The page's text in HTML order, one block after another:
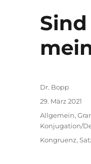
Autor
Dr. Bopp
Veröffentlicht
am
29. März 2021
Kategorien
Allgemein,
Konjugation/
Schlagwörter
Kongruenz,